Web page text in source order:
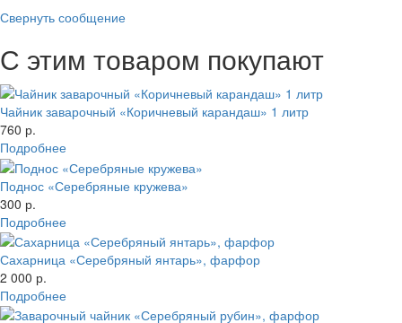
Свернуть сообщение
С этим товаром покупают
Чайник заварочный «Коричневый карандаш» 1 литр
760 р.
Подробнее
Поднос «Серебряные кружева»
300 р.
Подробнее
Сахарница «Серебряный янтарь», фарфор
2 000 р.
Подробнее